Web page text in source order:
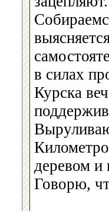
в силах
Курска
деревом и
Говорю,